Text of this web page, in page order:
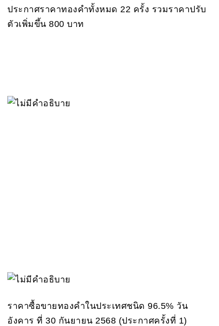
ประกาศราคาทองคำทั้งหมด 22 ครั้ง รวมราคาปรับ
ตัวเพิ่มขึ้น 800 บาท
ราคาซื้อขายทองคําในประเทศชนิด 96.5% วัน
อังคาร ที่ 30 กันยายน 2568 (ประกาศครั้งที่ 1)